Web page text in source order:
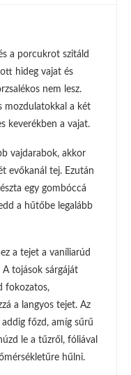
a porcukrot szitáld
hideg vajat és
nem lesz.
mozdulatokkal a két
keverékben a vajat.
vajdarabok, akkor
evőkanál tej. Ezután
egy gombóccá
a hűtőbe legalább
a tejet a vaníliarúd
A tojások sárgáját
fokozatos,
a langyos tejet. Az
főzd, amíg sűrű
le a tűzről, fóliával
hűlni.